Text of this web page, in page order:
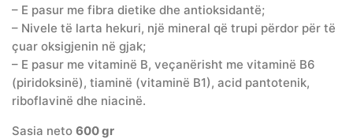
– E pasur me fibra dietike dhe antioksidantë;
– Nivele të larta hekuri, një mineral që trupi përdor për të
çuar oksigjenin në gjak;
– E pasur me vitaminë B, veçanërisht me vitaminë B6
(piridoksinë), tiaminë (vitaminë B1), acid pantotenik,
riboflavinë dhe niacinë.
Sasia neto 600 gr